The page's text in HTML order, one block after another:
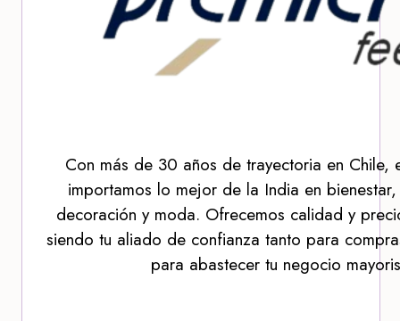
Con más de 30 años de trayectoria en Chile,
importamos lo mejor de la India en
decoración y moda. Ofrecemos calidad y
siendo tu aliado de confianza tanto para
para abastecer tu negocio